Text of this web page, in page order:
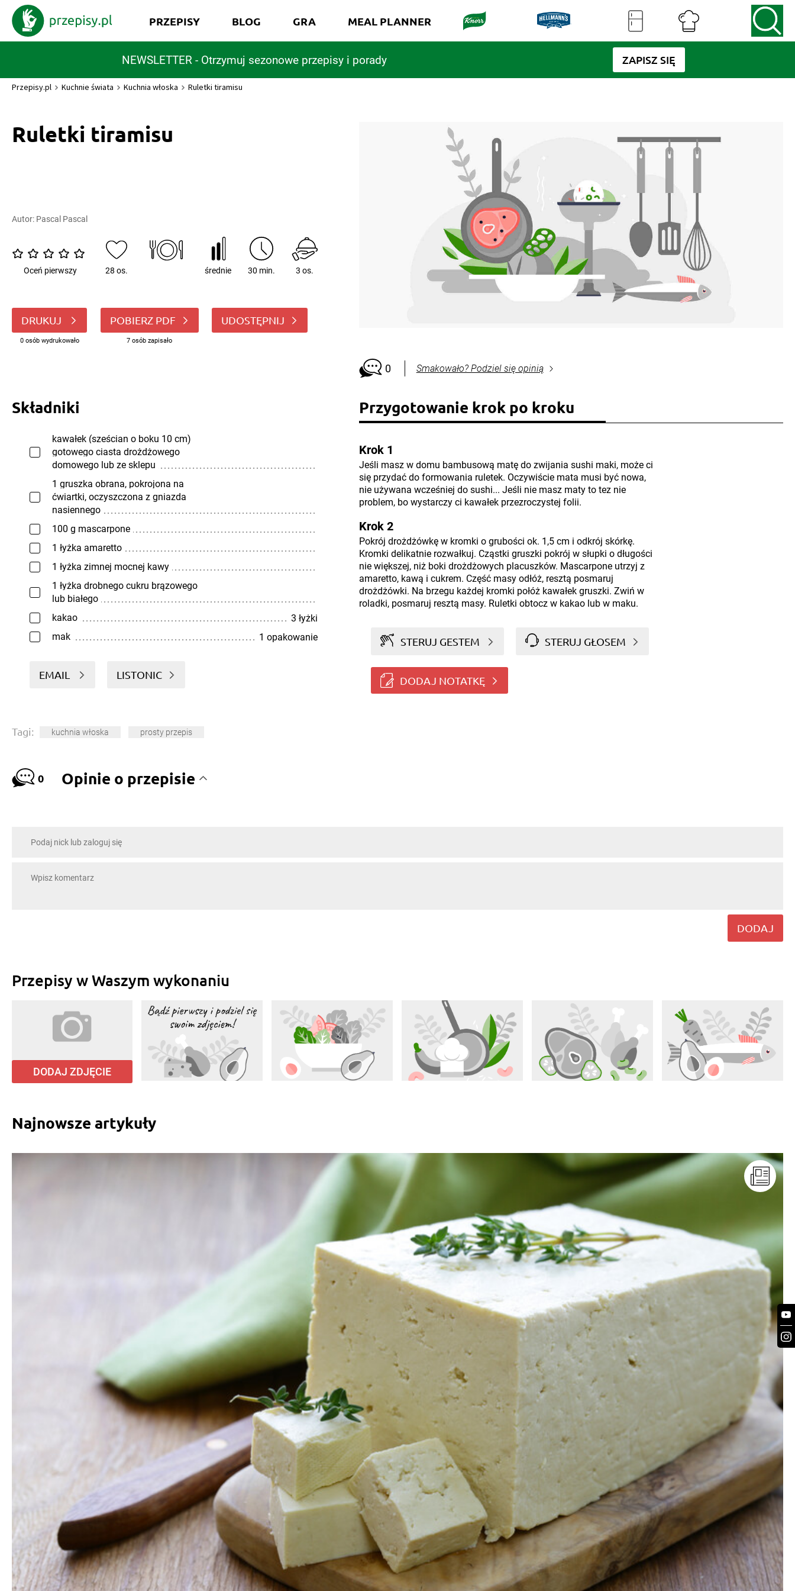
NEWSLETTER - Otrzymuj sezonowe przepisy i porady ZAPISZ SIĘ
PRZEPISY BLOG GRA MEAL PLANNER
Przepisy.pl Kuchnie świata Kuchnia włoska Ruletki tiramisu
Ruletki tiramisu
Autor: Pascal Pascal
Oceń pierwszy 28 os. średnie 30 min. 3 os.
DRUKUJ
0 osób wydrukowało
POBIERZ PDF
7 osób zapisało
UDOSTĘPNIJ
0 Smakowało? Podziel się opinią
Składniki
kawałek (sześcian o boku 10 cm)
gotowego ciasta drożdżowego
domowego lub ze sklepu
1 gruszka obrana, pokrojona na
ćwiartki, oczyszczona z gniazda
nasiennego
100 g mascarpone
1 łyżka amaretto
1 łyżka zimnej mocnej kawy
1 łyżka drobnego cukru brązowego
lub białego
kakao
3 łyżki
mak
1 opakowanie
EMAIL LISTONIC
Przygotowanie krok po kroku
Krok 1
Jeśli masz w domu bambusową matę do zwijania sushi maki, może ci
się przydać do formowania ruletek. Oczywiście mata musi być nowa,
nie używana wcześniej do sushi... Jeśli nie masz maty to tez nie
problem, bo wystarczy ci kawałek przezroczystej folii.
Krok 2
Pokrój drożdżówkę w kromki o grubości ok. 1,5 cm i odkrój skórkę.
Kromki delikatnie rozwałkuj. Cząstki gruszki pokrój w słupki o długości
nie większej, niż boki drożdżowych placuszków. Mascarpone utrzyj z
amaretto, kawą i cukrem. Część masy odłóż, resztą posmaruj
drożdżówki. Na brzegu każdej kromki połóż kawałek gruszki. Zwiń w
roladki, posmaruj resztą masy. Ruletki obtocz w kakao lub w maku.
STERUJ GESTEM STERUJ GŁOSEM
DODAJ NOTATKĘ
Tagi: kuchnia włoska prosty przepis
0 Opinie o przepisie
DODAJ
Przepisy w Waszym wykonaniu
DODAJ ZDJĘCIE
Najnowsze artykuły